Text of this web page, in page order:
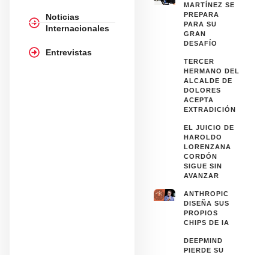
Noticias
Internacionales
Entrevistas
MARTÍNEZ SE
PREPARA
PARA SU
GRAN
DESAFÍO
TERCER
HERMANO DEL
ALCALDE DE
DOLORES
ACEPTA
EXTRADICIÓN
EL JUICIO DE
HAROLDO
LORENZANA
CORDÓN
SIGUE SIN
AVANZAR
ANTHROPIC
DISEÑA SUS
PROPIOS
CHIPS DE IA
DEEPMIND
PIERDE SU